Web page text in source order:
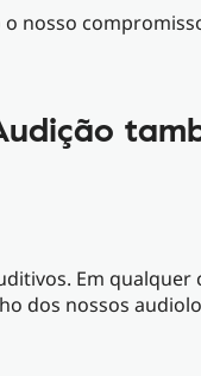
nosso
Em
dos nossos